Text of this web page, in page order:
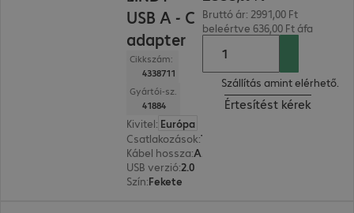
USB A - C
adapter
Cikkszám:
4338711
Gyártói-sz.
41884
Kivitel: Európa
Csatlakozások:
Kábel hossza:
USB verzió:2.0
Szín:Fekete
Bruttó ár: 2991,00 Ft
beleértve 636,00 Ft áfa
Szállítás amint elérhető.
Értesítést kérek